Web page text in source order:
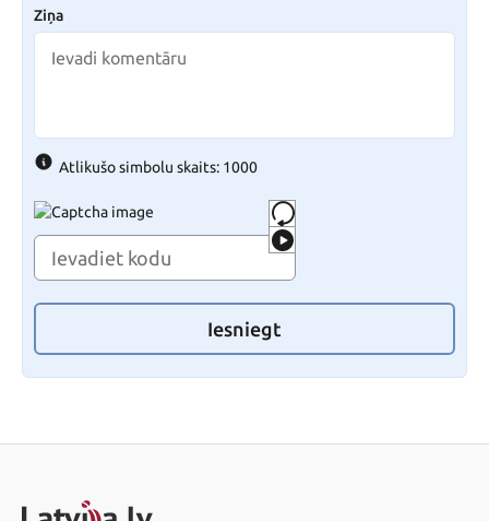
Ziņa
Atlikušo simbolu skaits: 1000
Iesniegt